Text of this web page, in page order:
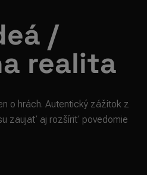
/
realita
o hrách. Autentický zážitok z
zaujať aj rozšíriť povedomie